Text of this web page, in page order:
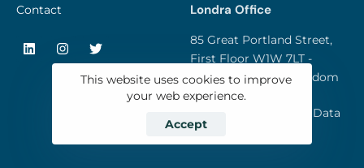
Contact
Londra Office
85 Great Portland Street,
First Floor W1W 7LT -
London / United Kingdom
Privacy and Personal Data
Policy
This website uses cookies to improve
your web experience.
Accept